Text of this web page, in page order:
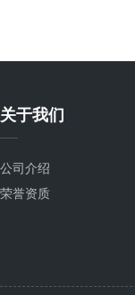
关于我们
公司介绍
荣誉资质